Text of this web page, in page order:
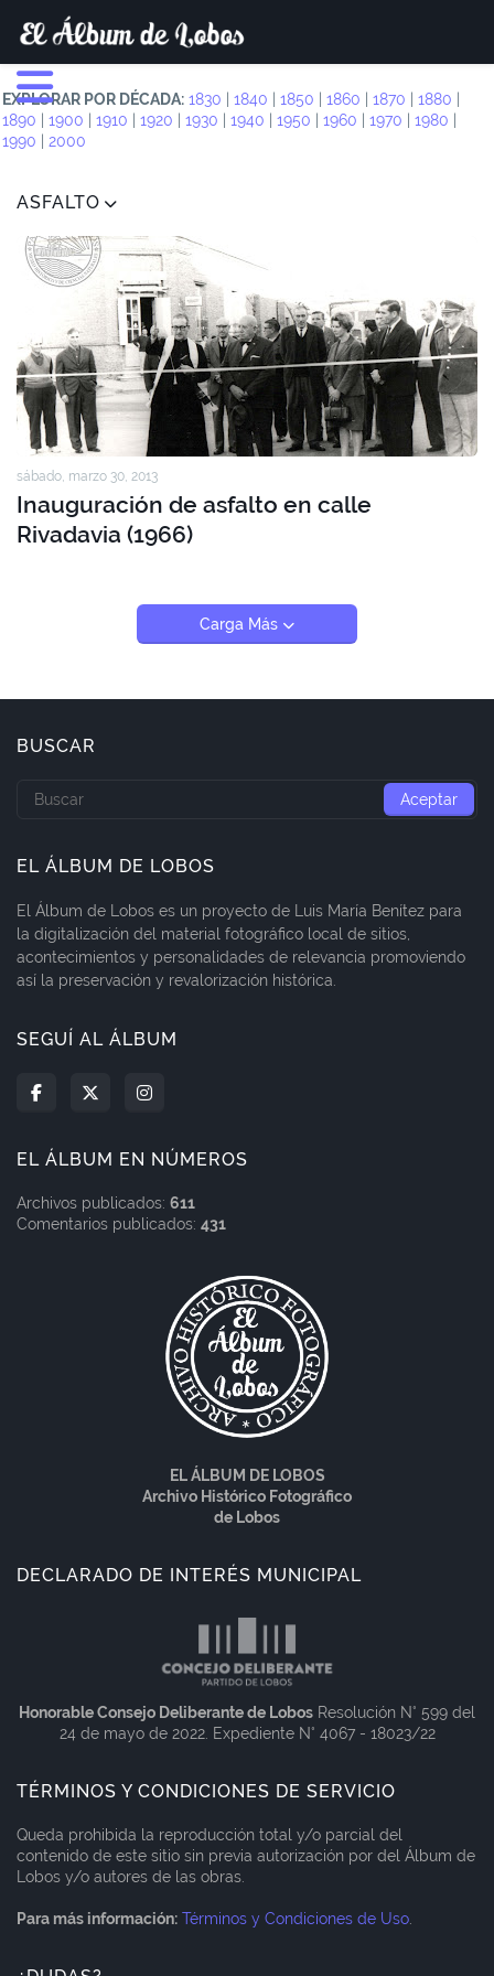
EXPLORAR POR DÉCADA: 1830 1840 1850 1860 1870 1880
1890
1900 1910 1920 1930 1940 1950 1960 1970 1980
1990
2000
ASFALTO
sábado, marzo 30, 2013
Inauguración de asfalto en calle
Rivadavia (1966)
Carga Más
BUSCAR
EL ÁLBUM DE LOBOS
El Álbum de Lobos es un proyecto de Luis María Benítez para
la digitalización del material fotográfico local de sitios,
acontecimientos y personalidades de relevancia promoviendo
así la preservación y revalorización histórica.
SEGUÍ AL ÁLBUM
EL ÁLBUM EN NÚMEROS
Archivos publicados: 611
Comentarios publicados: 431
EL ÁLBUM DE LOBOS
Archivo Histórico Fotográfico
de Lobos
DECLARADO DE INTERÉS MUNICIPAL
Honorable Consejo Deliberante de Lobos Resolución N° 599 del
24 de mayo de 2022. Expediente N° 4067 - 18023/22
TÉRMINOS Y CONDICIONES DE SERVICIO
Queda prohibida la reproducción total y/o parcial del
contenido de este sitio sin previa autorización por del Álbum de
Lobos y/o autores de las obras.
Para más información: Términos y Condiciones de Uso.